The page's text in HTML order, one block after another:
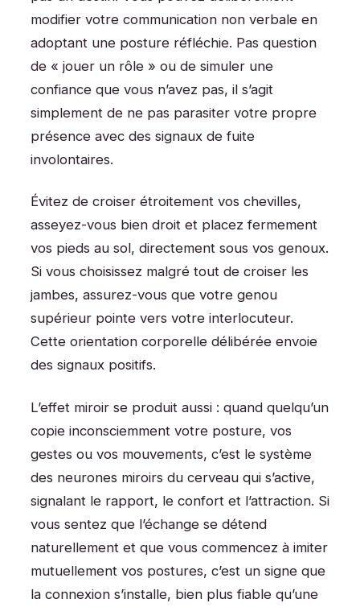
modifier votre communication non verbale en
adoptant une posture réfléchie. Pas question
de « jouer un rôle » ou de simuler une
confiance que vous n’avez pas, il s’agit
simplement de ne pas parasiter votre propre
présence avec des signaux de fuite
involontaires.
Évitez de croiser étroitement vos chevilles,
asseyez-vous bien droit et placez fermement
vos pieds au sol, directement sous vos genoux.
Si vous choisissez malgré tout de croiser les
jambes, assurez-vous que votre genou
supérieur pointe vers votre interlocuteur.
Cette orientation corporelle délibérée envoie
des signaux positifs.
L’effet miroir se produit aussi : quand quelqu’un
copie inconsciemment votre posture, vos
gestes ou vos mouvements, c’est le système
des neurones miroirs du cerveau qui s’active,
signalant le rapport, le confort et l’attraction. Si
vous sentez que l’échange se détend
naturellement et que vous commencez à imiter
mutuellement vos postures, c’est un signe que
la connexion s’installe, bien plus fiable qu’une